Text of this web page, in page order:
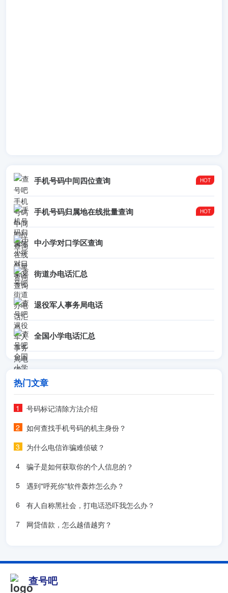
手机号码中间四位查询
手机号码归属地在线批量查询
中小学对口学区查询
街道办电话汇总
退役军人事务局电话
全国小学电话汇总
热门文章
号码标记清除方法介绍
如何查找手机号码的机主身份？
为什么电信诈骗难侦破？
骗子是如何获取你的个人信息的？
遇到"呼死你"软件轰炸怎么办？
有人自称黑社会，打电话恐吓我怎么办？
网贷借款，怎么越借越穷？
查号吧